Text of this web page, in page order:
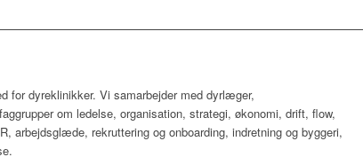
for dyreklinikker. Vi samarbejder med dyrlæger,
om ledelse, organisation, strategi, økonomi, drift, flow,
arbejdsglæde, rekruttering og onboarding, indretning og byggeri,